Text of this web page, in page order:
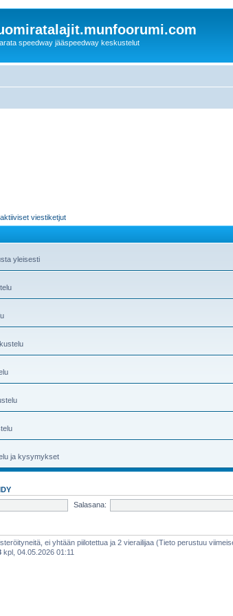
speedway jääspeedway keskustelut
viestiketjut
yleisesti
ja kysymykset
Salasana:
ei yhtään piilotettua ja 2 vierailijaa (Tieto perustuu
kpl, 04.05.2026 01:11